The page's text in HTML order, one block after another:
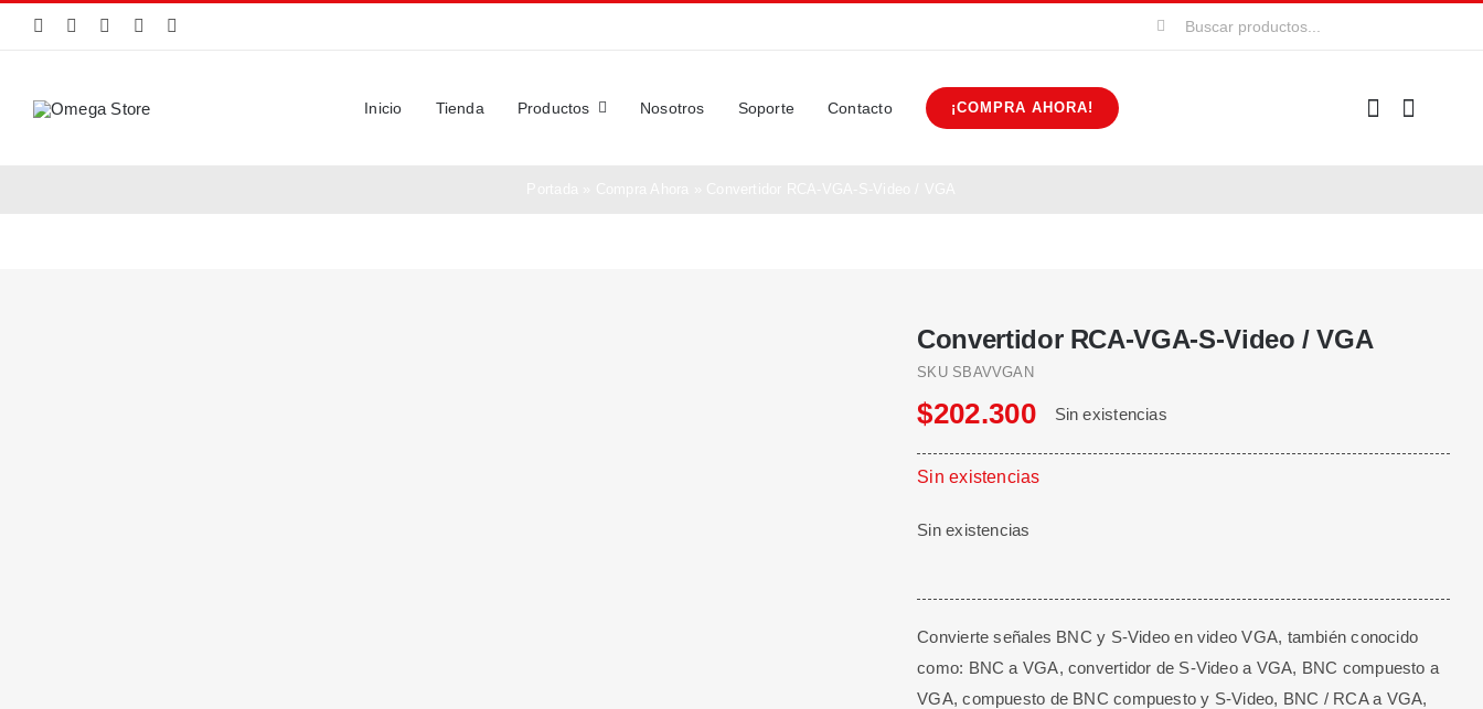
Buscar:
Inicio Tienda Productos Nosotros Soporte Contacto ¡COMPRA AHORA!
Convertidor RCA-VGA-S-Video / VGA
SKU SBAVVGAN
$202.300 Sin existencias
Sin existencias
Sin existencias
Convierte señales BNC y S-Video en video VGA, también conocido
como: BNC a VGA, convertidor de S-Video a VGA, BNC compuesto a
VGA, compuesto de BNC compuesto y S-Video, BNC / RCA a VGA,